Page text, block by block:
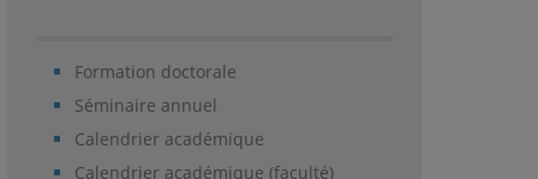
Formation doctorale
Séminaire annuel
Calendrier académique
Calendrier académique (faculté)